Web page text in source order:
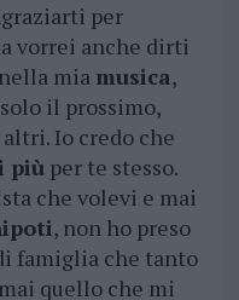
per
vorrei anche dirti
mia musica,
il prossimo,
Io credo che
piùper te stesso.
che volevi e mai
, non ho preso
famiglia che tanto
quello che mi